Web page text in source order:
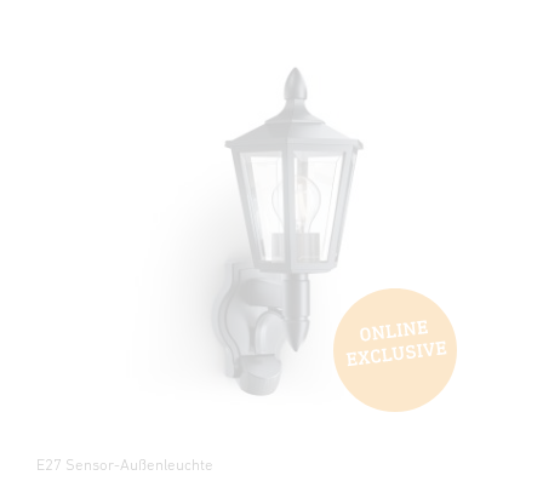
E27 Sensor-Außenleuchte